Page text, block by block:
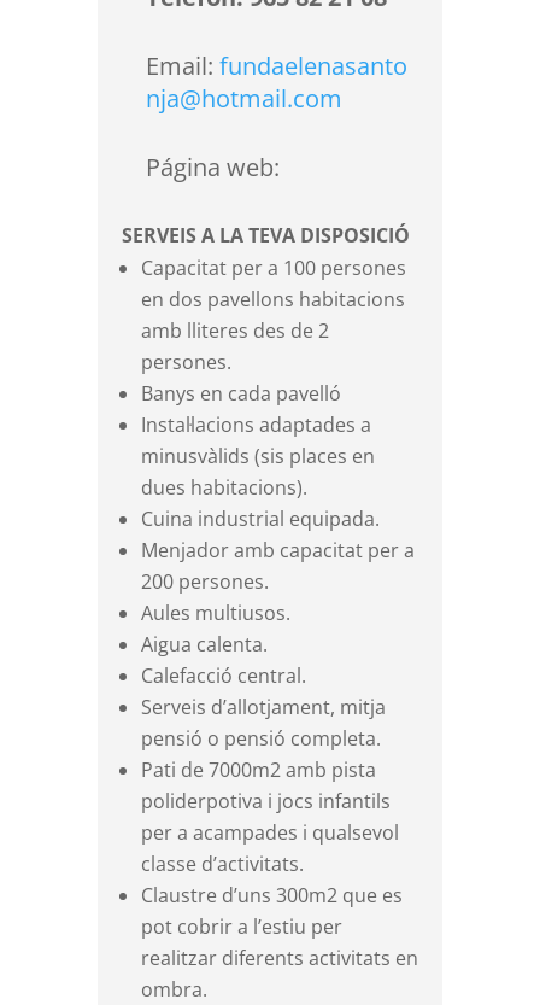
Email: fundaelenasanto
nja@hotmail.com
Página web:
SERVEIS A LA TEVA DISPOSICIÓ
Capacitat per a 100 persones
en dos pavellons habitacions
amb lliteres des de 2
persones.
Banys en cada pavelló
Instal·lacions adaptades a
minusvàlids (sis places en
dues habitacions).
Cuina industrial equipada.
Menjador amb capacitat per a
200 persones.
Aules multiusos.
Aigua calenta.
Calefacció central.
Serveis d’allotjament, mitja
pensió o pensió completa.
Pati de 7000m2 amb pista
poliderpotiva i jocs infantils
per a acampades i qualsevol
classe d’activitats.
Claustre d’uns 300m2 que es
pot cobrir a l’estiu per
realitzar diferents activitats en
ombra.